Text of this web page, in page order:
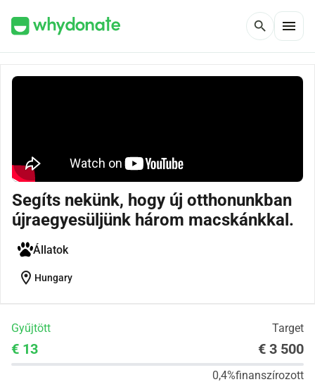
search menu
Segíts nekünk, hogy új otthonunkban
újraegyesüljünk három macskánkkal.
Állatok
location_on Hungary
Gyűjtött Target
€ 13 € 3 500
0,4%finanszírozott